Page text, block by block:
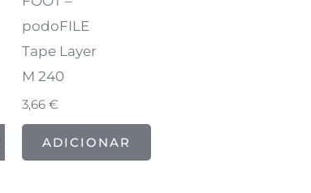
podoFILE
Tape Layer
M 240
3,66 €
ADICIONAR